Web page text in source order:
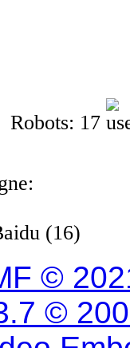
Robots: 17
(16)
©
©